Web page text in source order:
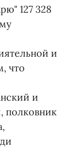
127 328
и
что
и
полковник